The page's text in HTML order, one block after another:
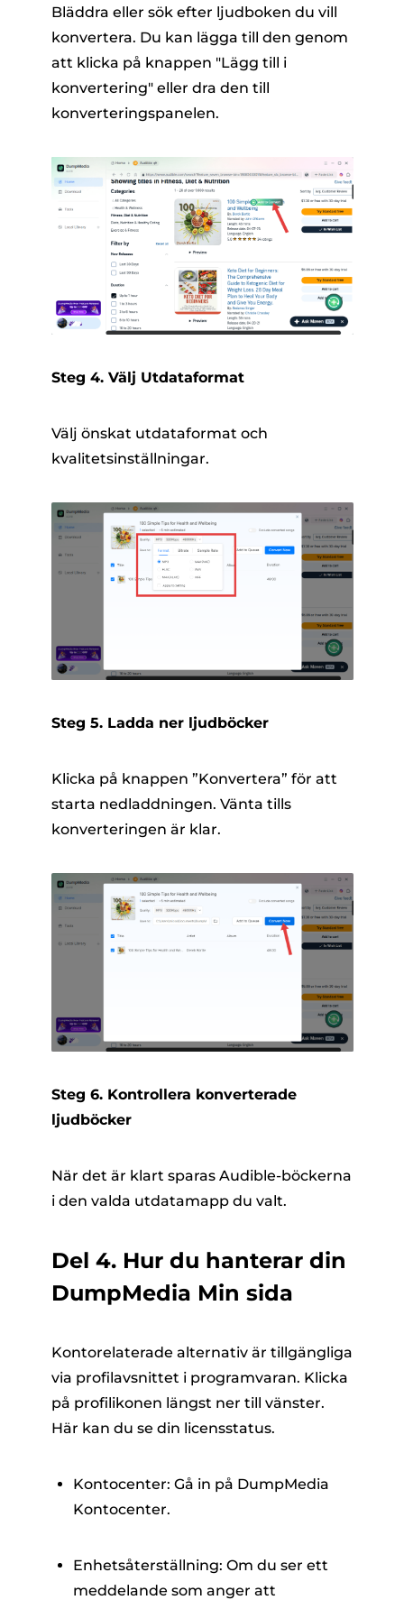
Bläddra eller sök efter ljudboken du vill
konvertera. Du kan lägga till den genom
att klicka på knappen "Lägg till i
konvertering" eller dra den till
konverteringspanelen.
Steg 4. Välj Utdataformat
Välj önskat utdataformat och
kvalitetsinställningar.
Steg 5. Ladda ner ljudböcker
Klicka på knappen ”Konvertera” för att
starta nedladdningen. Vänta tills
konverteringen är klar.
Steg 6. Kontrollera konverterade
ljudböcker
När det är klart sparas Audible-böckerna
i den valda utdatamapp du valt.
Del 4. Hur du hanterar din
DumpMedia Min sida
Kontorelaterade alternativ är tillgängliga
via profilavsnittet i programvaran. Klicka
på profilikonen längst ner till vänster.
Här kan du se din licensstatus.
Kontocenter: Gå in på DumpMedia
Kontocenter.
Enhetsåterställning: Om du ser ett
meddelande som anger att